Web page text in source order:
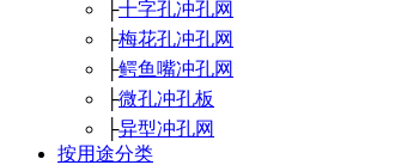
├十字孔冲孔网
├梅花孔冲孔网
├鳄鱼嘴冲孔网
├微孔冲孔板
├异型冲孔网
按用途分类